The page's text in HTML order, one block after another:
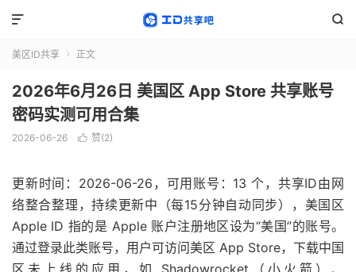


美区ID共享  正文
2026年6月26日 美国区 App Store 共享账号
密码实测可用合集
2026-06-26  赞(2)
更新时间：2026-06-26，可用账号：13 个，共享ID由网
络整合整理，持续更新中（每15分钟自动同步），美国区
Apple ID 指的是 Apple 账户注册地区设为“美国”的账号。
通过登录此类账号，用户可访问美区 App Store，下载中国
区未上线的应用，如 Shadowrocket（小火箭）、